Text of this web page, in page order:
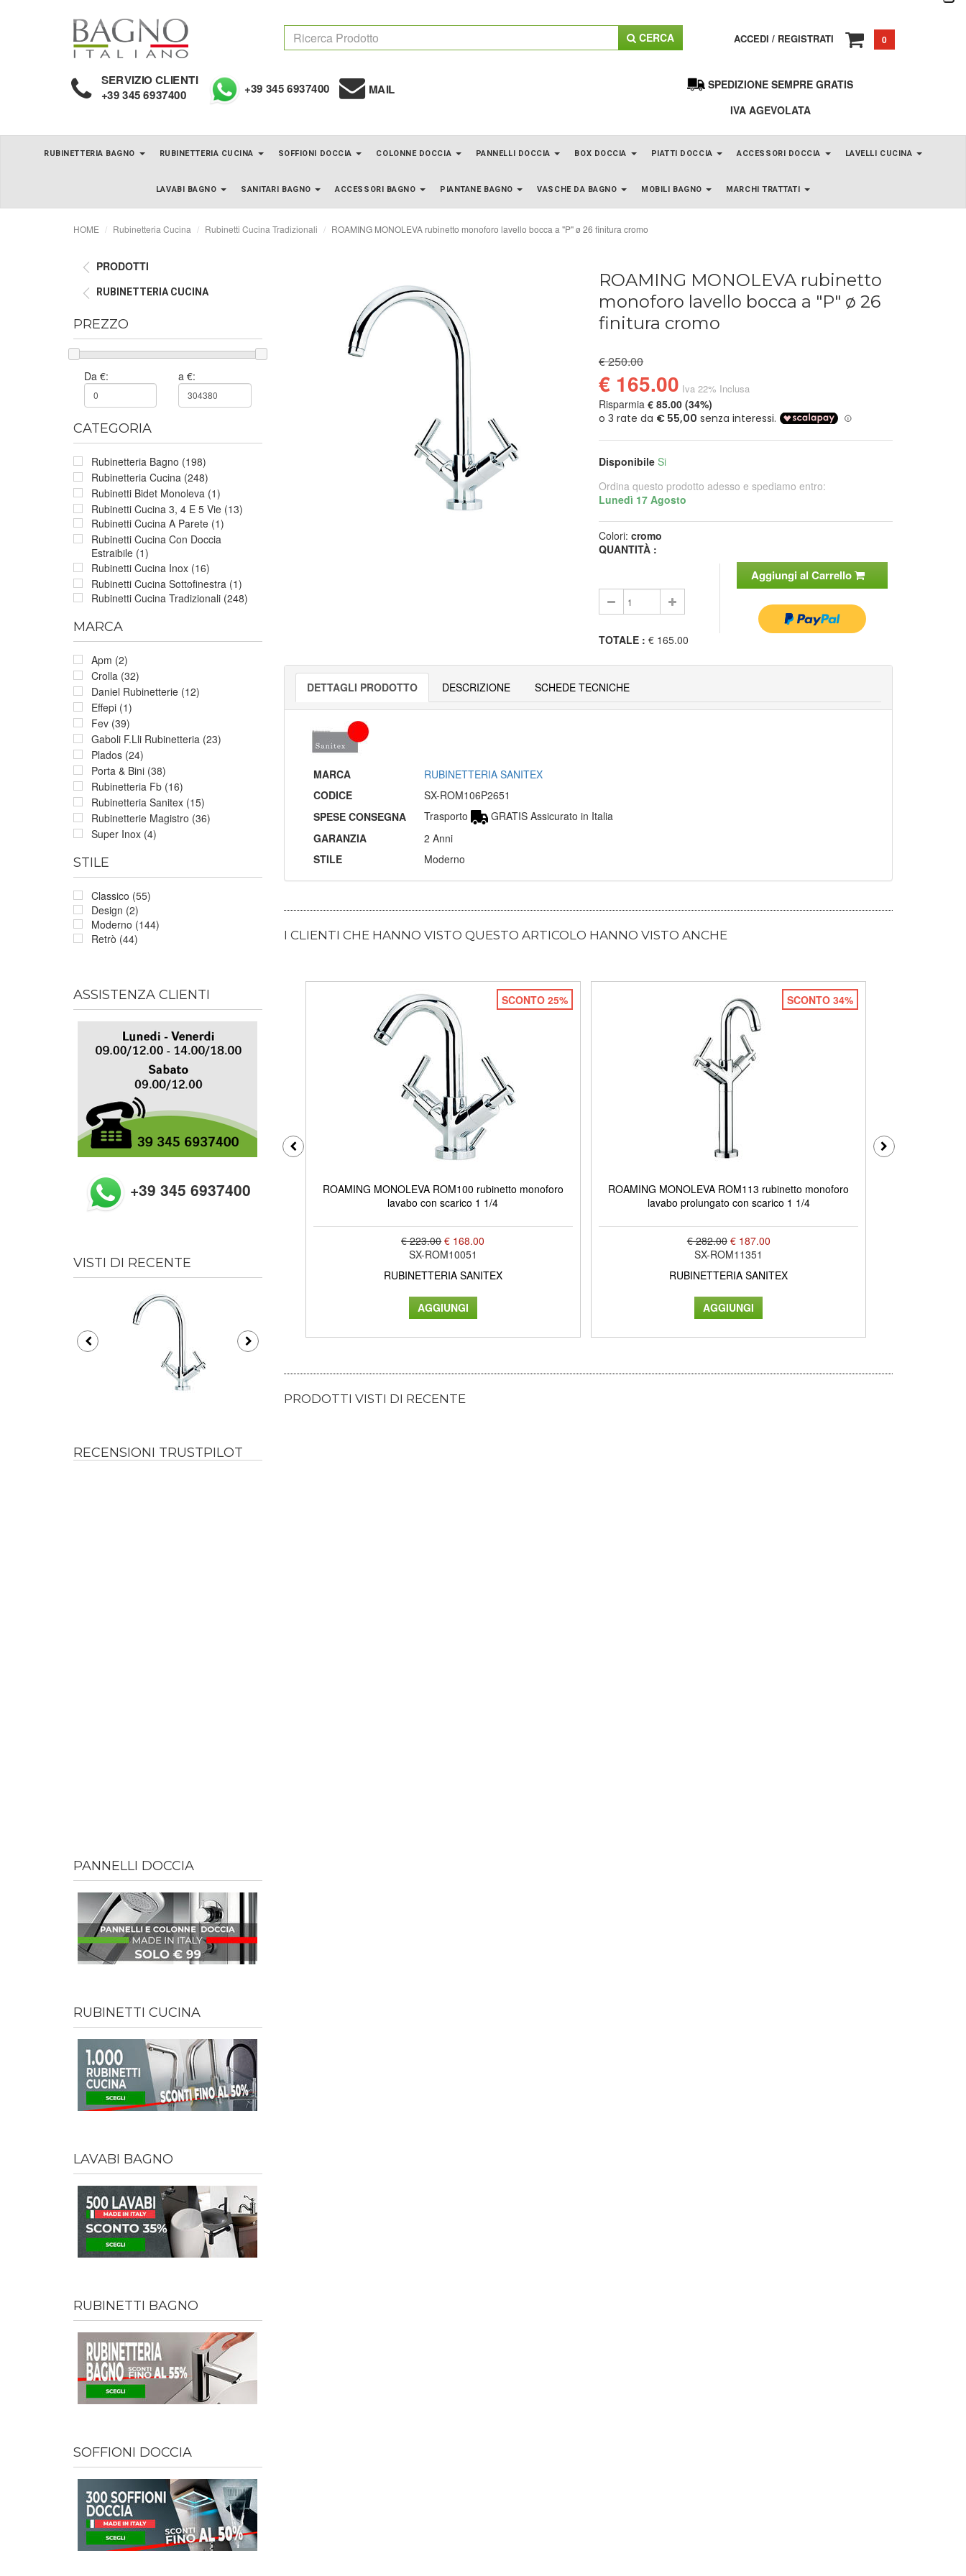
CERCA ACCEDI / REGISTRATI 0
SERVIZIO CLIENTI
+39 345 6937400 +39 345 6937400 MAIL
SPEDIZIONE SEMPRE GRATIS
IVA AGEVOLATA
RUBINETTERIA BAGNO RUBINETTERIA CUCINA SOFFIONI DOCCIA COLONNE DOCCIA PANNELLI DOCCIA BOX DOCCIA PIATTI DOCCIA ACCESSORI DOCCIA LAVELLI CUCINA
LAVABI BAGNO SANITARI BAGNO ACCESSORI BAGNO PIANTANE BAGNO VASCHE DA BAGNO MOBILI BAGNO MARCHI TRATTATI
HOME Rubinetteria Cucina Rubinetti Cucina Tradizionali ROAMING MONOLEVA rubinetto monoforo lavello bocca a "P" ø 26 finitura cromo
PRODOTTI
RUBINETTERIA CUCINA
PREZZO
Da €: a €:
CATEGORIA
Rubinetteria Bagno (198)
Rubinetteria Cucina (248)
Rubinetti Bidet Monoleva (1)
Rubinetti Cucina 3, 4 E 5 Vie (13)
Rubinetti Cucina A Parete (1)
Rubinetti Cucina Con Doccia
Estraibile (1)
Rubinetti Cucina Inox (16)
Rubinetti Cucina Sottofinestra (1)
Rubinetti Cucina Tradizionali (248)
MARCA
Apm (2)
Crolla (32)
Daniel Rubinetterie (12)
Effepi (1)
Fev (39)
Gaboli F.Lli Rubinetteria (23)
Plados (24)
Porta & Bini (38)
Rubinetteria Fb (16)
Rubinetteria Sanitex (15)
Rubinetterie Magistro (36)
Super Inox (4)
STILE
Classico (55)
Design (2)
Moderno (144)
Retrò (44)
ASSISTENZA CLIENTI
+39 345 6937400
VISTI DI RECENTE
RECENSIONI TRUSTPILOT
PANNELLI DOCCIA
RUBINETTI CUCINA
LAVABI BAGNO
RUBINETTI BAGNO
SOFFIONI DOCCIA
ROAMING MONOLEVA rubinetto
monoforo lavello bocca a "P" ø 26
finitura cromo
€ 250.00
€ 165.00 Iva 22% Inclusa
Risparmia€ 85.00 (34%)
Disponibile Si
Ordina questo prodotto adesso e spediamo entro:
Lunedì 17 Agosto
Colori:cromo
QUANTITÀ :
Aggiungi al Carrello
TOTALE : € 165.00
DETTAGLI PRODOTTO DESCRIZIONE SCHEDE TECNICHE
MARCA
RUBINETTERIA SANITEX
CODICE
SX-ROM106P2651
SPESE CONSEGNA
Trasporto
GRATIS Assicurato in Italia
GARANZIA
2 Anni
STILE
Moderno
I CLIENTI CHE HANNO VISTO QUESTO ARTICOLO HANNO VISTO ANCHE
SCONTO 25%
ROAMING MONOLEVA ROM100 rubinetto monoforo
lavabo con scarico 1 1/4
€ 223.00 € 168.00
SX-ROM10051
RUBINETTERIA SANITEX
SCONTO 34%
ROAMING MONOLEVA ROM113 rubinetto monoforo
lavabo prolungato con scarico 1 1/4
€ 282.00 € 187.00
SX-ROM11351
RUBINETTERIA SANITEX
PRODOTTI VISTI DI RECENTE